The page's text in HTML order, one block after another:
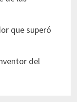
que superó
del